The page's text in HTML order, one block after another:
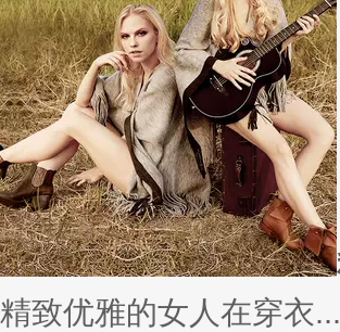
因为经常迁就他人，
实......